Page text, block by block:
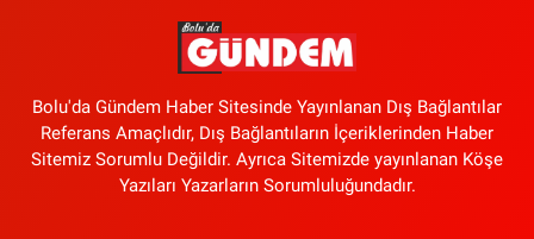
Bolu'da Gündem Haber Sitesinde Yayınlanan Dış Bağlantılar
Referans Amaçlıdır, Dış Bağlantıların İçeriklerinden Haber
Sitemiz Sorumlu Değildir. Ayrıca Sitemizde yayınlanan Köşe
Yazıları Yazarların Sorumluluğundadır.